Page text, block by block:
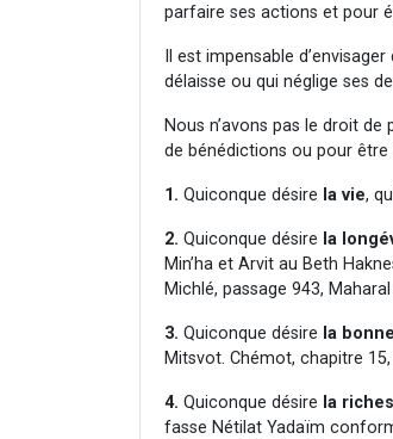
parfaire ses actions et pour
Il est impensable
délaisse ou qui néglige ses
Nous n’avons pas le droit
de bénédictions ou pour
1. Quiconque désire la vie,
2. Quiconque désire la
Min’ha et Arvit au Beth
Michlé, passage 943,
3. Quiconque désire la
Mitsvot. Chémot, chapitre
4. Quiconque désire la
fasse Nétilat Yadaïm